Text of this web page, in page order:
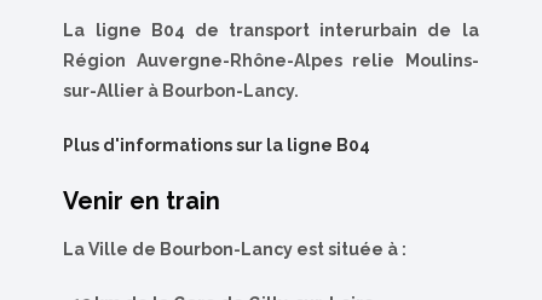
La ligne B04 de transport interurbain de la
Région Auvergne-Rhône-Alpes relie Moulins-
sur-Allier à Bourbon-Lancy.
Plus d'informations sur la ligne B04
Venir en train
La Ville de Bourbon-Lancy est située à :